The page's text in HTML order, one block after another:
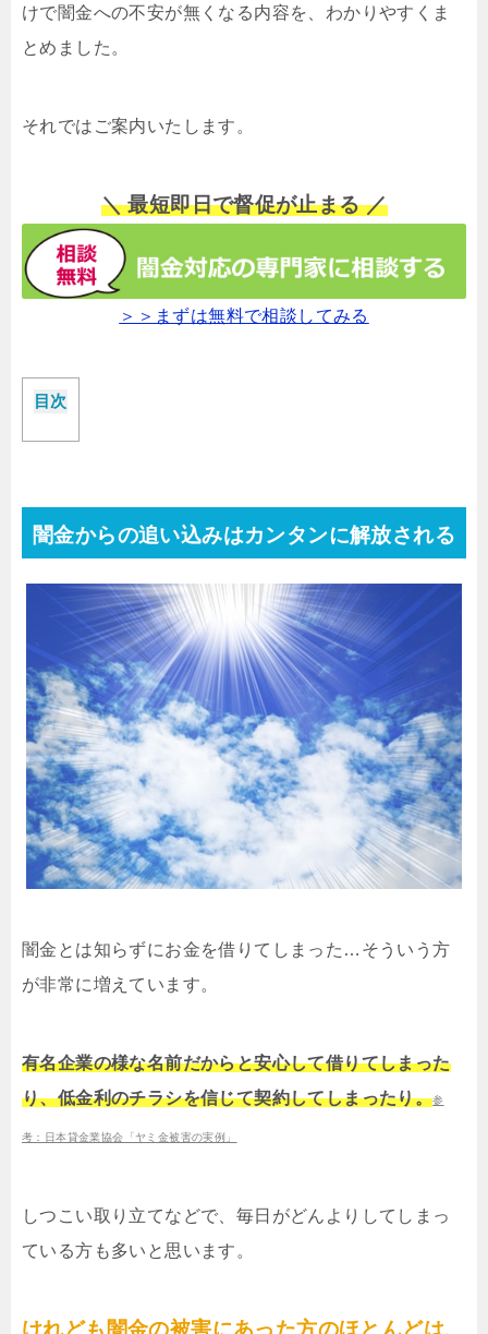
けで闇金への不安が無くなる内容を、わかりやすくま
とめました。
それではご案内いたします。
＼ 最短即日で督促が止まる ／
＞＞まずは無料で相談してみる
目次
闇金からの追い込みはカンタンに解放される
闇金とは知らずにお金を借りてしまった…そういう方
が非常に増えています。
有名企業の様な名前だからと安心して借りてしまった
り、低金利のチラシを信じて契約してしまったり。参
考：日本貸金業協会「ヤミ金被害の実例」
しつこい取り立てなどで、毎日がどんよりしてしまっ
ている方も多いと思います。
けれども闇金の被害にあった方のほとんどは、